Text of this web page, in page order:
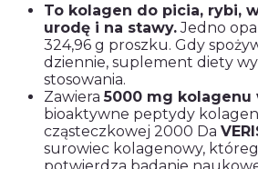
To kolagen do picia, rybi,
urodę i na stawy.Jedno
324,96 g proszku. Gdy
dziennie, suplement diety
stosowania.
Zawiera5000 mg kolagenu
bioaktywne peptydy
cząsteczkowej 2000 Da
surowiec kolagenowy,